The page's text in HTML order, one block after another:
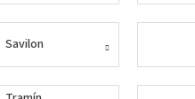
Savilon